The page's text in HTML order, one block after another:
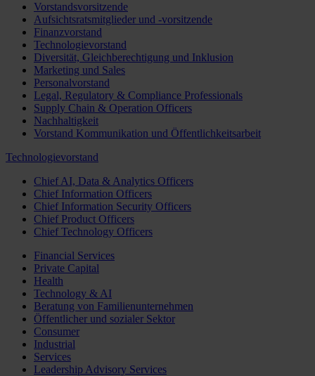
Vorstandsvorsitzende
Aufsichtsratsmitglieder und -vorsitzende
Finanzvorstand
Technologievorstand
Diversität, Gleichberechtigung und Inklusion
Marketing und Sales
Personalvorstand
Legal, Regulatory & Compliance Professionals
Supply Chain & Operation Officers
Nachhaltigkeit
Vorstand Kommunikation und Öffentlichkeitsarbeit
Technologievorstand
Chief AI, Data & Analytics Officers
Chief Information Officers
Chief Information Security Officers
Chief Product Officers
Chief Technology Officers
Financial Services
Private Capital
Health
Technology & AI
Beratung von Familienunternehmen
Öffentlicher und sozialer Sektor
Consumer
Industrial
Services
Leadership Advisory Services